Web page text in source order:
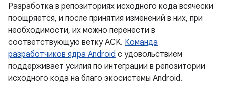
Разработка в репозиториях исходного кода всячески
поощряется, и после принятия изменений в них, при
необходимости, их можно перенести в
соответствующую ветку ACK. Команда
разработчиков ядра Android с удовольствием
поддерживает усилия по интеграции в репозитории
исходного кода на благо экосистемы Android.